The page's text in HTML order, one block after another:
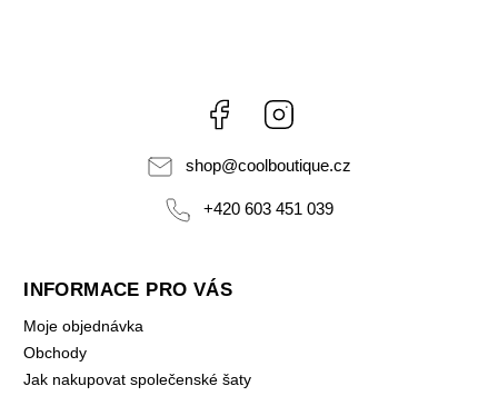
Facebook
shop@coolboutique.cz
+420 603 451 039
INFORMACE PRO VÁS
Moje objednávka
Obchody
Jak nakupovat společenské šaty